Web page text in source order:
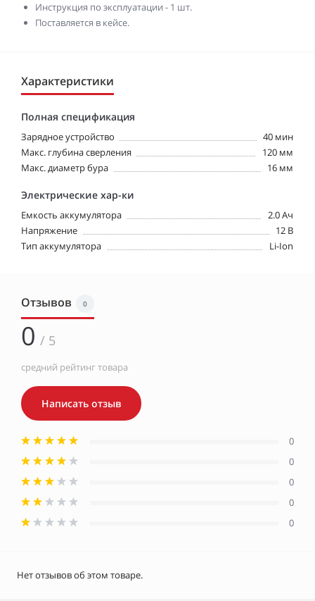
Инструкция по эксплуатации - 1 шт.
Поставляется в кейсе.
Характеристики
Полная спецификация
Зарядное устройство
40 мин
Макс. глубина сверления
120 мм
Макс. диаметр бура
16 мм
Электрические хар-ки
Емкость аккумулятора
2.0 Ач
Напряжение
12 В
Тип аккумулятора
Li-Ion
Отзывов 0
0 / 5
средний рейтинг товара
Написать отзыв
0
0
0
0
0
Нет отзывов об этом товаре.